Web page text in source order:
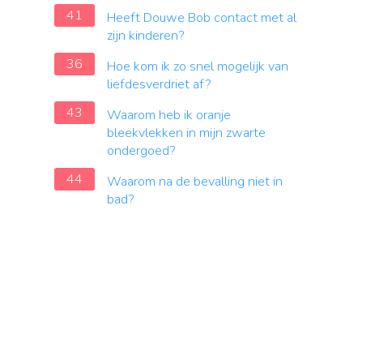
41
Heeft Douwe Bob contact met al
zijn kinderen?
36
Hoe kom ik zo snel mogelijk van
liefdesverdriet af?
43
Waarom heb ik oranje
bleekvlekken in mijn zwarte
ondergoed?
44
Waarom na de bevalling niet in
bad?